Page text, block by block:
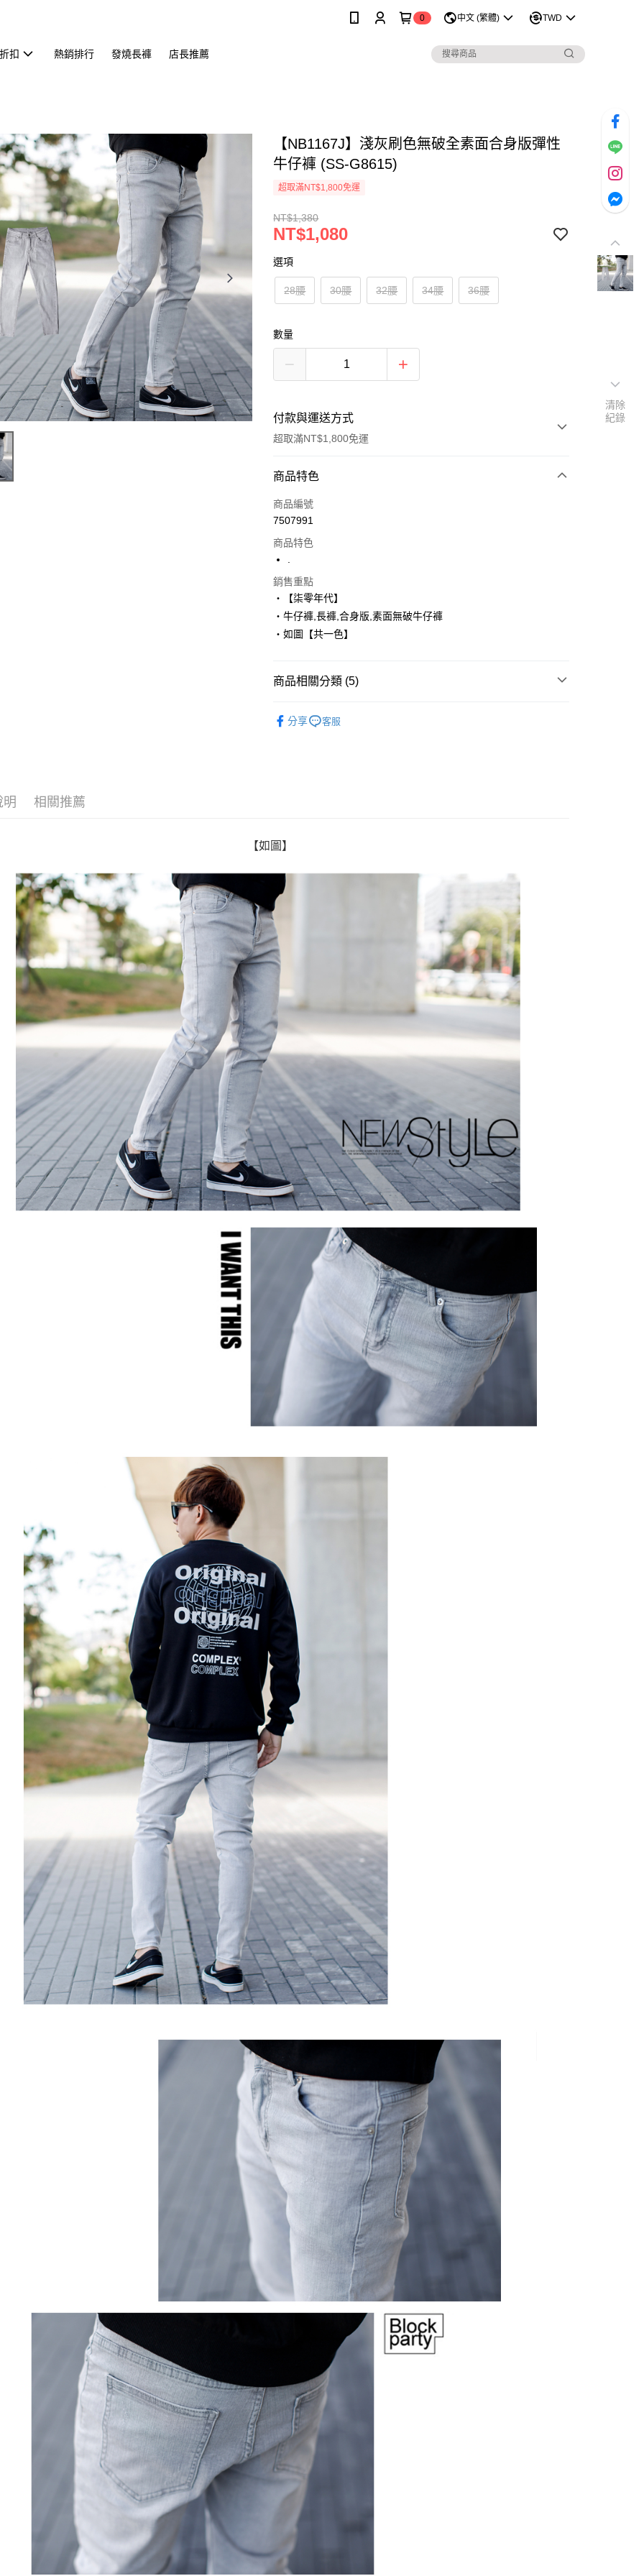
0 中文 (繁體) TWD
扣 熱銷排行 發燒長褲 店長推薦
【NB1167J】淺灰刷色無破全素面合身版彈性
牛仔褲 (SS-G8615)
超取滿NT$1,800免運
NT$1,380
NT$1,080
選項
28腰 30腰 32腰 34腰 36腰
數量
付款與運送方式
超取滿NT$1,800免運
付款方式
信用卡一次付款
Apple Pay
悠遊付
AFTEE先享後付
【關於「AFTEE先享後付」】
２．訂單成立數日內，您將收到繳費通知簡訊。
／ATM／網路銀行／等多元方式進行付款，方視為交易完成。
※ 請注意：結帳手續完成當下不需立刻繳費，但若您需要取消訂單，請聯
絡購買商品的店家。未經商家同意取消之訂單仍視為有效，需透過AFTEE
※ 交易是否成功請以「AFTEE先享後付 」之結帳頁面顯示為準，若有關於
是否繳費成功／繳費後需取消欲退款等相關疑問，請聯繫「AFTEE先享後
付客戶支援中心」
https://netprotections.freshdesk.com/support/home
【注意事項】
１．透過由恩沛科技股份有限公司提供之「AFTEE先享後付」服務完成之
交易，需依本服務之必要範圍內提供個人資料，並將交易相關給付款項請
求債權轉讓予恩沛科技股份有限公司。
２．關於個人資料處理事宜，請瀏覽以下網址：
３．未成年的使用者請事先徵得法定代理人或監護人之同意方可使用
「AFTEE先享後付」，若未經同意申辦者引起之損失，本公司不負相關責
任。
４．使用「AFTEE先享後付」時，將依據個別帳號之用戶狀況，依本公司
即時審查核予不同之上限額度；若仍有額度不足之情形，本公司將視審查
結果請求用戶進行身份認證。
５．嚴禁一人註冊多個帳號或使用他人資訊註冊。若發現惡意使用之情
形，恩沛科技股份有限公司將有權停止該用戶之使用額度並採取法律行
動。
ATM付款
先付款後全家取貨
7-11付款取貨
每筆NT$80，滿NT$1,800(含以上)免運費
先付款後7-11取貨
每筆NT$80，滿NT$1,800(含以上)免運費
每筆NT$120，滿NT$3,000(含以上)免運費
商品特色
商品編號
7507991
商品特色
銷售重點
‧【柒零年代】
‧牛仔褲,長褲,合身版,素面無破牛仔褲
‧如圖【共一色】
商品相關分類 (5)
分享 客服
明 相關推薦
【如圖】
清除
紀錄